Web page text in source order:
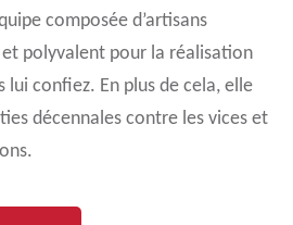
composée d’artisans
polyvalent pour la réalisation
lui confiez. En plus de cela, elle
décennales contre les vices et